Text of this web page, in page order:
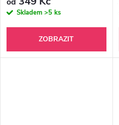
Skladem >5 ks
ZOBRAZIT